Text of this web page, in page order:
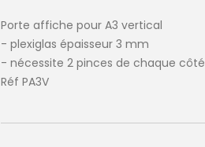
Porte affiche pour A3 vertical
- plexiglas épaisseur 3 mm
- nécessite 2 pinces de chaque côté
Réf PA3V